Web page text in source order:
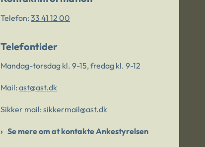
Telefon: 33 41 12 00
Telefontider
Mandag-torsdag kl. 9-15, fredag kl. 9-12
Mail: ast@ast.dk
Sikker mail: sikkermail@ast.dk
Se mere om at kontakte Ankestyrelsen